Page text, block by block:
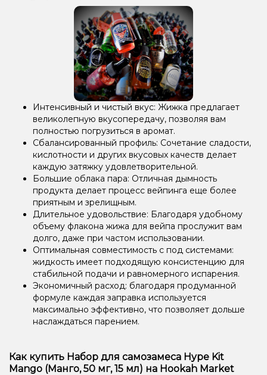
Интенсивный и чистый вкус: Жижка предлагает
великолепную вкусопередачу, позволяя вам
полностью погрузиться в аромат.
Сбалансированный профиль: Сочетание сладости,
кислотности и других вкусовых качеств делает
каждую затяжку удовлетворительной.
Большие облака пара: Отличная дымность
продукта делает процесс вейпинга еще более
приятным и зрелищным.
Длительное удовольствие: Благодаря удобному
объему флакона жижа для вейпа прослужит вам
долго, даже при частом использовании.
Оптимальная совместимость с под системами:
жидкость имеет подходящую консистенцию для
стабильной подачи и равномерного испарения.
Экономичный расход: благодаря продуманной
формуле каждая заправка используется
максимально эффективно, что позволяет дольше
наслаждаться парением.
Как купить Набор для самозамеса Hype Kit
Mango (Манго, 50 мг, 15 мл) на Hookah Market